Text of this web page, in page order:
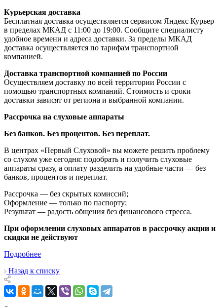
Курьерская доставка
Бесплатная доставка осуществляется сервисом Яндекс Курьер
в пределах МКАД с 11:00 до 19:00. Сообщите специалисту
удобное времени и адреса доставки. За пределы МКАД
доставка осуществляется по тарифам транспортной
компанией.
Доставка транспортной компанией по России
Осуществляем доставку по всей территории России с
помощью транспортных компаний. Стоимость и сроки
доставки зависят от региона и выбранной компании.
Рассрочка на слуховые аппараты
Без банков. Без процентов. Без переплат.
В центрах «Первый Слуховой» вы можете решить проблему
со слухом уже сегодня: подобрать и получить слуховые
аппараты сразу, а оплату разделить на удобные части — без
банков, процентов и переплат.
Рассрочка — без скрытых комиссий;
Оформление — только по паспорту;
Результат — радость общения без финансового стресса.
При оформлении слуховых аппаратов в рассрочку акции и
скидки не действуют
Подробнее
Назад к списку